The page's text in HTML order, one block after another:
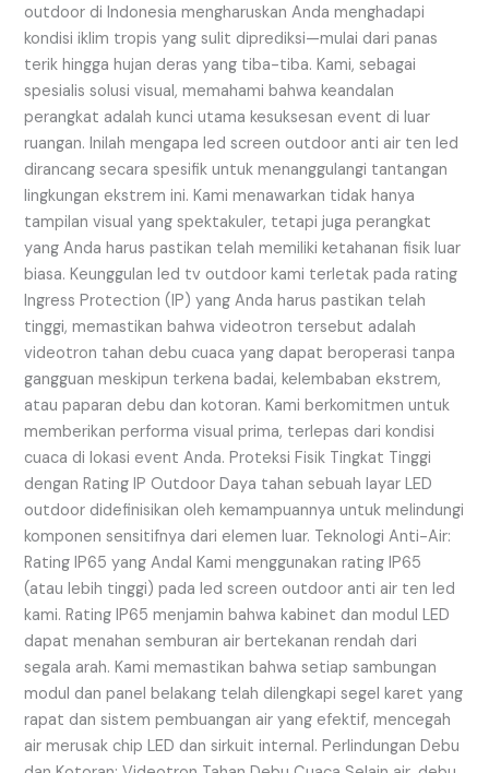
outdoor di Indonesia mengharuskan Anda menghadapi
kondisi iklim tropis yang sulit diprediksi—mulai dari panas
terik hingga hujan deras yang tiba-tiba. Kami, sebagai
spesialis solusi visual, memahami bahwa keandalan
perangkat adalah kunci utama kesuksesan event di luar
ruangan. Inilah mengapa led screen outdoor anti air ten led
dirancang secara spesifik untuk menanggulangi tantangan
lingkungan ekstrem ini. Kami menawarkan tidak hanya
tampilan visual yang spektakuler, tetapi juga perangkat
yang Anda harus pastikan telah memiliki ketahanan fisik luar
biasa. Keunggulan led tv outdoor kami terletak pada rating
Ingress Protection (IP) yang Anda harus pastikan telah
tinggi, memastikan bahwa videotron tersebut adalah
videotron tahan debu cuaca yang dapat beroperasi tanpa
gangguan meskipun terkena badai, kelembaban ekstrem,
atau paparan debu dan kotoran. Kami berkomitmen untuk
memberikan performa visual prima, terlepas dari kondisi
cuaca di lokasi event Anda. Proteksi Fisik Tingkat Tinggi
dengan Rating IP Outdoor Daya tahan sebuah layar LED
outdoor didefinisikan oleh kemampuannya untuk melindungi
komponen sensitifnya dari elemen luar. Teknologi Anti-Air:
Rating IP65 yang Andal Kami menggunakan rating IP65
(atau lebih tinggi) pada led screen outdoor anti air ten led
kami. Rating IP65 menjamin bahwa kabinet dan modul LED
dapat menahan semburan air bertekanan rendah dari
segala arah. Kami memastikan bahwa setiap sambungan
modul dan panel belakang telah dilengkapi segel karet yang
rapat dan sistem pembuangan air yang efektif, mencegah
air merusak chip LED dan sirkuit internal. Perlindungan Debu
TEN
LED:
Tahan
Segala
Cuaca